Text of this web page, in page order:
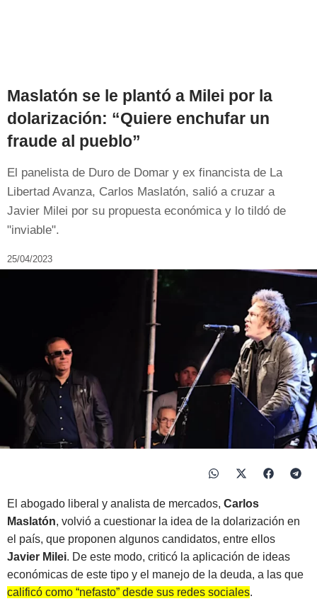
Maslatón se le plantó a Milei por la
dolarización: “Quiere enchufar un
fraude al pueblo”
El panelista de Duro de Domar y ex financista de La
Libertad Avanza, Carlos Maslatón, salió a cruzar a
Javier Milei por su propuesta económica y lo tildó de
"inviable".
25/04/2023
El abogado liberal y analista de mercados, Carlos
Maslatón, volvió a cuestionar la idea de la dolarización en
el país, que proponen algunos candidatos, entre ellos
Javier Milei. De este modo, criticó la aplicación de ideas
económicas de este tipo y el manejo de la deuda, a las que
calificó como “nefasto” desde sus redes sociales.